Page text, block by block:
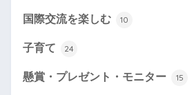
国際交流を楽しむ 10
子育て 24
懸賞・プレゼント・モニター 15